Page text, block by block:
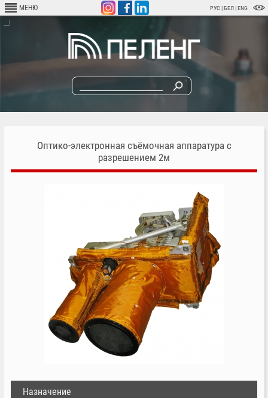
Перейти
основному
МЕНЮ РУС |БЕЛ |ENG
Оптико-электронная съёмочная аппаратура с
разрешением 2м
Назначение